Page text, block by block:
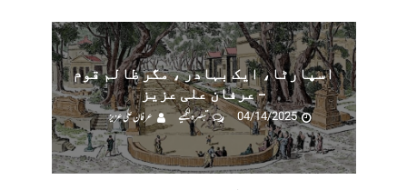
اسپارٹا، ایک بہادر ، مگر ظالم قوم
– عرفان علی عزیز
04/14/2025
تبصرہ لکھیے عرفان علی عزیز